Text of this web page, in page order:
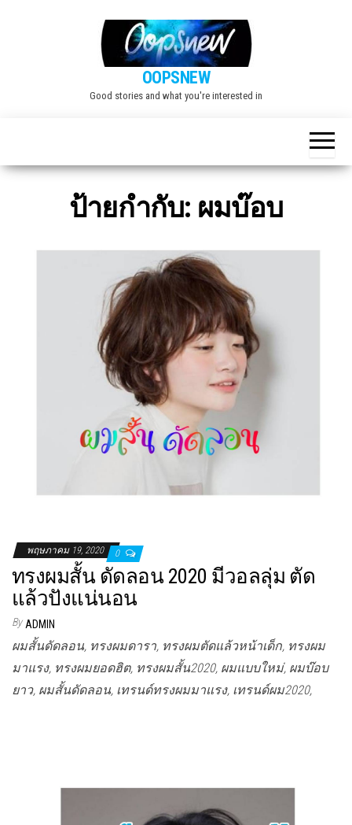
OOPSNEW
Good stories and what you're interested in
ป้ายกำกับ: ผมบ๊อบ
พฤษภาคม 19, 2020 0
ทรงผมสั้น ดัดลอน 2020 มีวอลลุ่ม ตัด
แล้วปังแน่นอน
By ADMIN
ผมสั้นดัดลอน, ทรงผมดารา, ทรงผมตัดแล้วหน้าเด็ก, ทรงผม
มาแรง, ทรงผมยอดฮิต, ทรงผมสั้น2020, ผมแบบใหม่, ผมบ๊อบ
ยาว, ผมสั้นดัดลอน, เทรนด์ทรงผมมาแรง, เทรนด์ผม2020,